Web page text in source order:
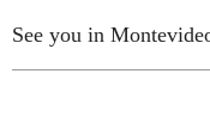
See you in